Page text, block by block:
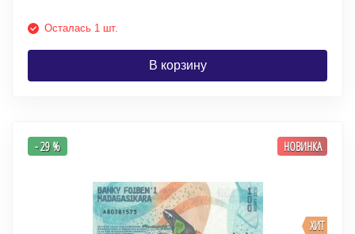
Осталась 1 шт.
В корзину
ХИТ
- 29 % НОВИНКА